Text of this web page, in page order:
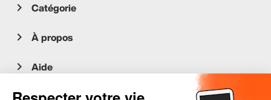
Catégorie
À propos
Aide
Service client